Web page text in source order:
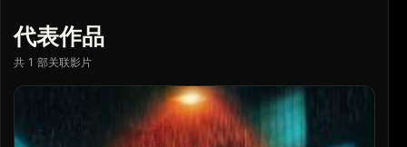
代表作品
共 1 部关联影片